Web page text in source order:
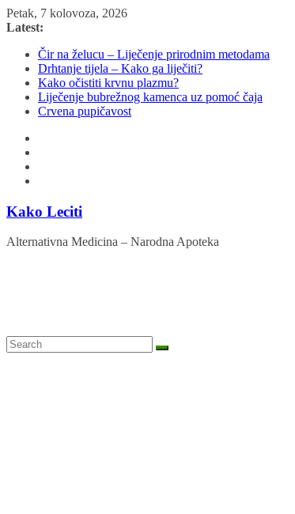
Skip
to
Petak, 7 kolovoza, 2026
Latest:
Čir na želucu – Liječenje prirodnim metodama
Drhtanje tijela – Kako ga liječiti?
Kako očistiti krvnu plazmu?
Liječenje bubrežnog kamenca uz pomoć čaja
Crvena pupičavost
Kako Leciti
Alternativna Medicina – Narodna Apoteka